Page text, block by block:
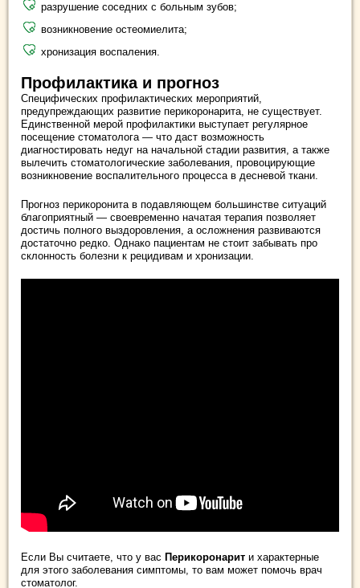
разрушение соседних с больным зубов;
возникновение остеомиелита;
хронизация воспаления.
Профилактика и прогноз
Специфических профилактических мероприятий,
предупреждающих развитие перикоронарита, не существует.
Единственной мерой профилактики выступает регулярное
посещение стоматолога — что даст возможность
диагностировать недуг на начальной стадии развития, а также
вылечить стоматологические заболевания, провоцирующие
возникновение воспалительного процесса в десневой ткани.
Прогноз перикоронита в подавляющем большинстве ситуаций
благоприятный — своевременно начатая терапия позволяет
достичь полного выздоровления, а осложнения развиваются
достаточно редко. Однако пациентам не стоит забывать про
склонность болезни к рецидивам и хронизации.
Если Вы считаете, что у вас Перикоронарит и характерные
для этого заболевания симптомы, то вам может помочь врач
стоматолог.